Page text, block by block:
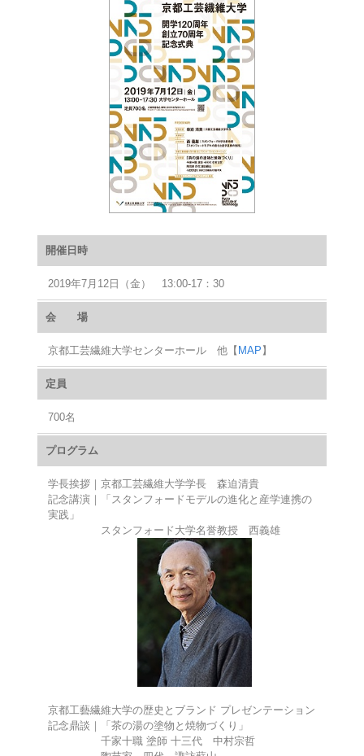
開催日時
2019年7月12日（金） 13:00-17：30
会 場
京都工芸繊維大学センターホール 他【 MAP 】
定員
700名
プログラム
学長挨拶｜京都工芸繊維大学学長 森迫清貴
記念講演｜「スタンフォードモデルの進化と産学連携の
実践」
スタンフォード大学名誉教授 西義雄
京都工藝繊維大学の歴史とブランド プレゼンテーション
記念鼎談｜「茶の湯の塗物と焼物づくり」
千家十職 塗師 十三代 中村宗哲